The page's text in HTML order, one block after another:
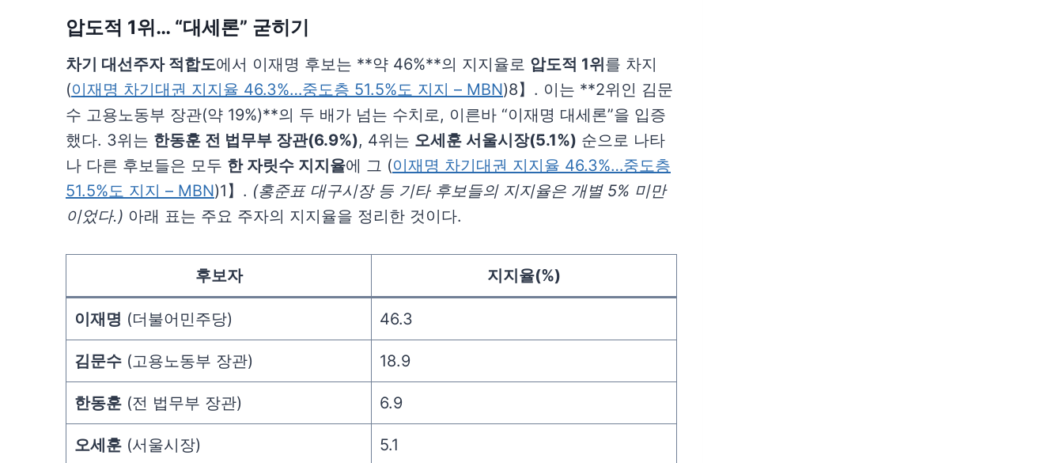
압도적 1위… “대세론” 굳히기
차기 대선주자 적합도에서 이재명 후보는 **약 46%**의 지지율로 압도적 1위를 차지
(이재명 차기대권 지지율 46.3%…중도층 51.5%도 지지 – MBN)8】. 이는 **2위인 김문
수 고용노동부 장관(약 19%)**의 두 배가 넘는 수치로, 이른바 “이재명 대세론”을 입증
했다. 3위는 한동훈 전 법무부 장관(6.9%), 4위는 오세훈 서울시장(5.1%) 순으로 나타
나 다른 후보들은 모두 한 자릿수 지지율에 그 (이재명 차기대권 지지율 46.3%…중도층
51.5%도 지지 – MBN)1】. (홍준표 대구시장 등 기타 후보들의 지지율은 개별 5% 미만
이었다.) 아래 표는 주요 주자의 지지율을 정리한 것이다.
후보자 지지율(%)
이재명 (더불어민주당) 46.3
김문수 (고용노동부 장관) 18.9
한동훈 (전 법무부 장관) 6.9
오세훈 (서울시장) 5.1